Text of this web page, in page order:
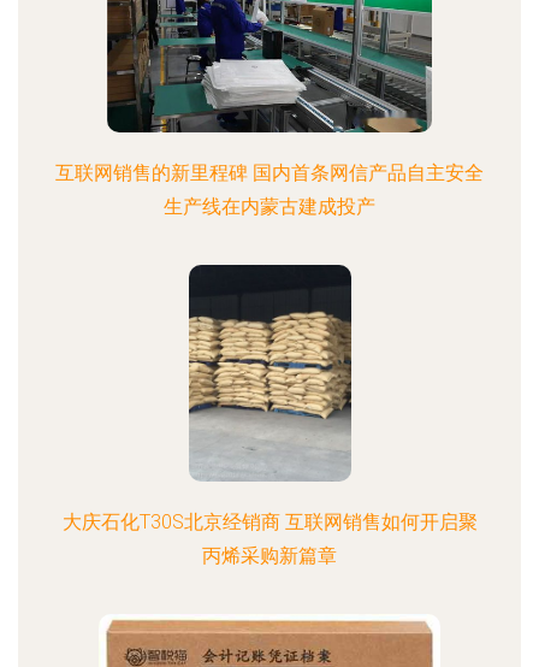
互联网销售的新里程碑 国内首条网信产品自主安全
生产线在内蒙古建成投产
大庆石化T30S北京经销商 互联网销售如何开启聚
丙烯采购新篇章